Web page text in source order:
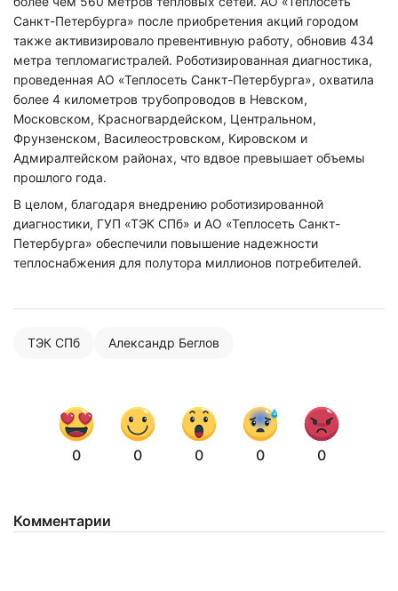
Санкт-Петербурга» после приобретения акций городом
также активизировало превентивную работу, обновив 434
метра тепломагистралей. Роботизированная диагностика,
проведенная АО «Теплосеть Санкт-Петербурга», охватила
более 4 километров трубопроводов в Невском,
Московском, Красногвардейском, Центральном,
Фрунзенском, Василеостровском, Кировском и
Адмиралтейском районах, что вдвое превышает объемы
прошлого года.
В целом, благодаря внедрению роботизированной
диагностики, ГУП «ТЭК СПб» и АО «Теплосеть Санкт-
Петербурга» обеспечили повышение надежности
теплоснабжения для полутора миллионов потребителей.
ТЭК СПб Александр Беглов
0 0 0 0 0
Комментарии
Нажимая на кнопку "Отправить" вы